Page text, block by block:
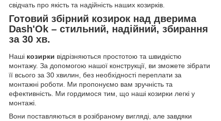
свідчать про якість та надійність наших козирків.
Готовий збірний козирок над дверима
Dash'Ok – стильний, надійний, збирання
за 30 хв.
Наші козирки відрізняються простотою та швидкістю
монтажу. За допомогою нашої конструкції, ви зможете зібрати
її всього за 30 хвилин, без необхідності переплати за
монтажні роботи. Ми пропонуємо вам зручність та
ефективність. Ми гордимося тим, що наші козирки легкі у
монтажі.
Вони поставляються в розібраному вигляді, але завдяки